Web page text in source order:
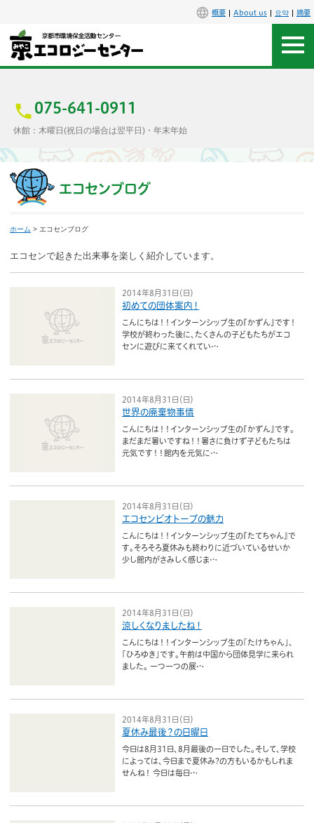
概要 About us 요약 摘要
075-641-0911
休館：木曜日(祝日の場合は翌平日)・年末年始
アクセス
施設案内
イベント
ボランティア
エコメイト・京エコサポーターの方
エコセンブログ
ホーム > エコセンブログ
エコセンで起きた出来事を楽しく紹介しています。
2014年8月31日（日）
初めての団体案内！
こんにちは！！インターンシップ生の『かずん』です！
学校が終わった後に、たくさんの子どもたちがエコ
センに遊びに来てくれてい…
2014年8月31日（日）
世界の廃棄物事情
こんにちは！！インターンシップ生の『かずん』です。
まだまだ暑いですね！！暑さに負けず子どもたちは
元気です！！館内を元気に…
2014年8月31日（日）
エコセンビオトープの魅力
こんにちは！！インターンシップ生の『たてちゃん』で
す。そろそろ夏休みも終わりに近づいているせいか
少し館内がさみしく感じま…
2014年8月31日（日）
涼しくなりましたね！
こんにちは！！インターンシップ生の「たけちゃん」、
「ひろゆき」です。午前は中国から団体見学に来られ
ました。 一つ一つの展…
2014年8月31日（日）
夏休み最後？の日曜日
今日は8月31日、8月最後の一日でした。そして、学校
によっては、今日まで夏休み?の方もいるかもしれま
せんね！ 今日は毎日…